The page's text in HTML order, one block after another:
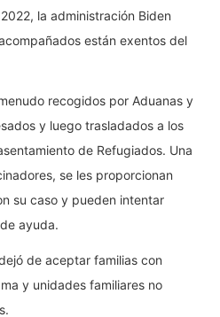
la administración Biden
están exentos del
recogidos por Aduanas y
y luego trasladados a los
de Refugiados. Una
se les proporcionan
su caso y pueden intentar
ayuda.
de aceptar familias con
y unidades familiares no